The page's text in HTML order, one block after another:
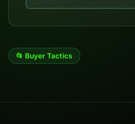
📂 Buyer Tactics